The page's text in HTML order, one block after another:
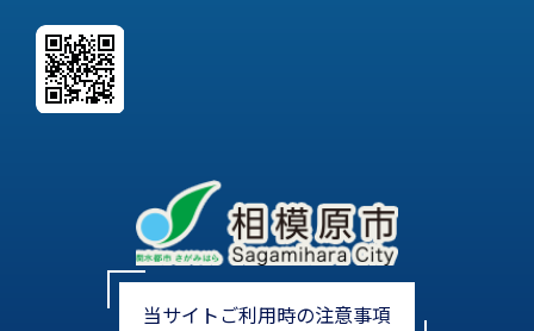
当サイトご利用時の注意事項